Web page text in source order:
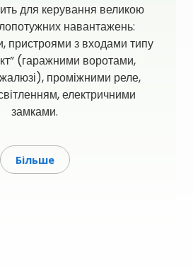
для керування великою
навантажень:
пристроями з входами типу
(гаражними воротами,
проміжними реле,
електричними
замками.
Більше